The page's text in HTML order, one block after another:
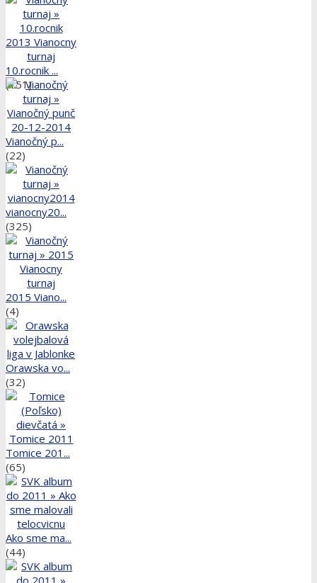
10.rocnik ...
(151)
Vianočný p...
(22)
vianocny20...
(325)
2015 Viano...
(4)
Orawska vo...
(32)
Tomice 201...
(65)
Ako sme ma...
(44)